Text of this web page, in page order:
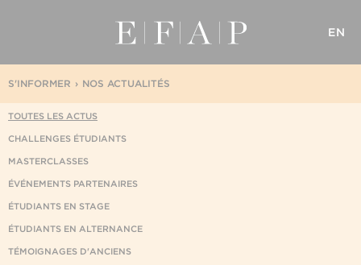
EN
NOS ACTUALITÉS
S'INFORMER
TOUTES LES ACTUS
CHALLENGES ÉTUDIANTS
MASTERCLASSES
ÉVÉNEMENTS PARTENAIRES
ÉTUDIANTS EN STAGE
ÉTUDIANTS EN ALTERNANCE
TÉMOIGNAGES D'ANCIENS